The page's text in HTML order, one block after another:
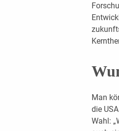
Man
die
Wahl: